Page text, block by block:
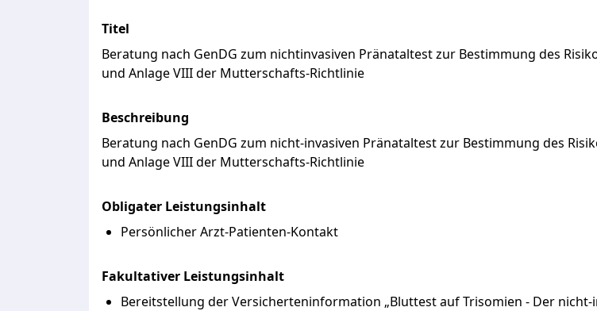
Titel
Beratung nach GenDG zum nichtinvasiven Pränataltest zur Bestimmung des
und Anlage VIII der Mutterschafts-Richtlinie
Beschreibung
Beratung nach GenDG zum nicht-invasiven Pränataltestzur Bestimmung des
und AnlageVIIIder Mutterschafts-Richtlinie
Obligater Leistungsinhalt
Persönlicher Arzt-Patienten-Kontakt
Fakultativer Leistungsinhalt
Bereitstellung der Versicherteninformation „Bluttest auf Trisomien - Der nicht-